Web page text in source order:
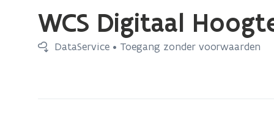
bevindt
WCS Digitaal
DataService • Toegang zonder voorwaarden